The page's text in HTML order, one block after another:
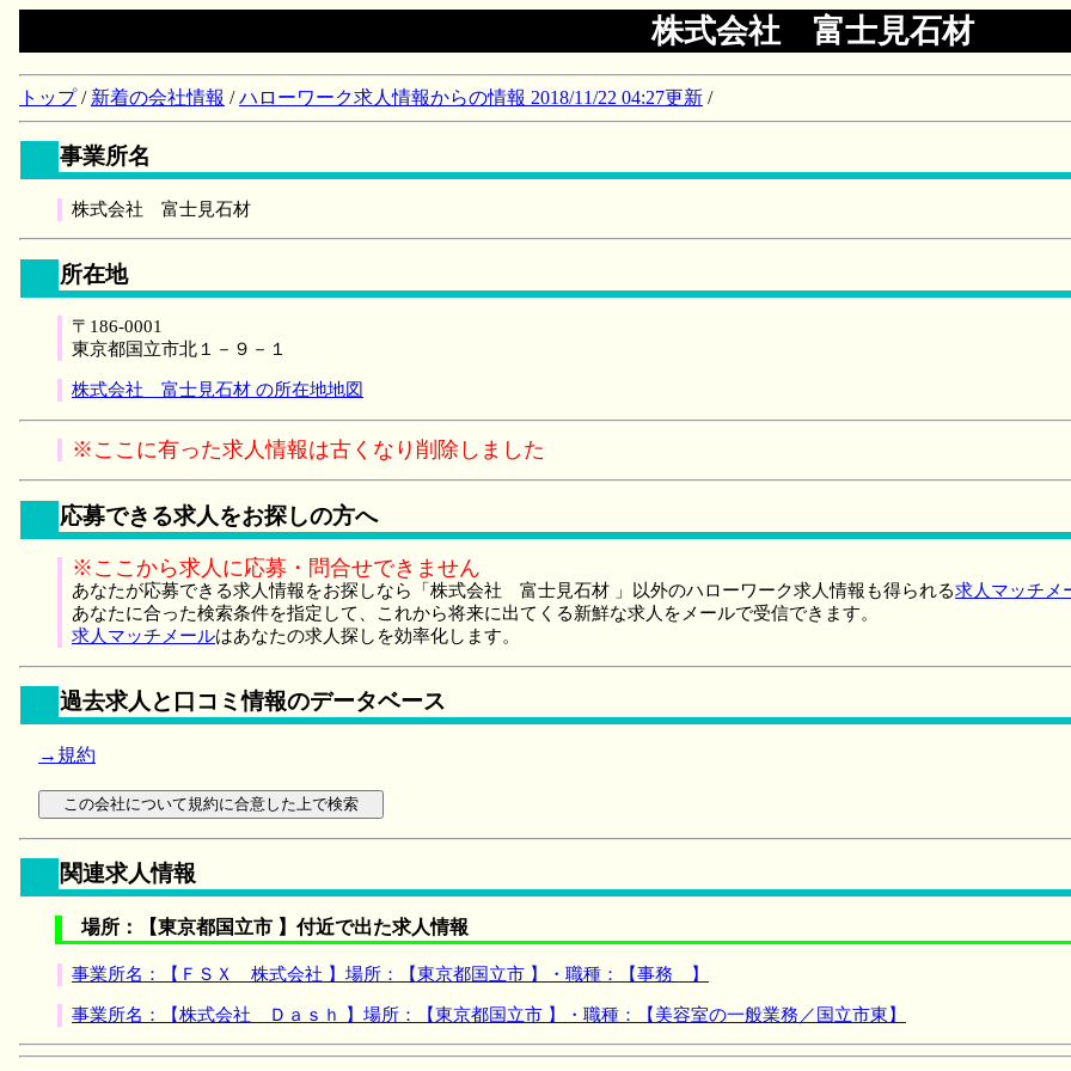
株式会社 富士見石材
トップ/ 新着の会社情報 /ハローワーク求人情報からの情報 2018/11/22 04:27更新 /
事業所名
株式会社 富士見石材
所在地
〒186-0001
東京都国立市北１－９－１
株式会社 富士見石材 の所在地地図
※ここに有った求人情報は古くなり削除しました
応募できる求人をお探しの方へ
※ここから求人に応募・問合せできません
あなたが応募できる求人情報をお探しなら「株式会社 富士見石材 」以外のハローワーク求人情報も得られる求人マッチメ
あなたに合った検索条件を指定して、これから将来に出てくる新鮮な求人をメールで受信できます。
求人マッチメールはあなたの求人探しを効率化します。
過去求人と口コミ情報のデータベース
→規約
関連求人情報
場所：【東京都国立市 】付近で出た求人情報
事業所名：【ＦＳＸ 株式会社 】場所：【東京都国立市 】・職種：【事務 】
事業所名：【株式会社 Ｄａｓｈ 】場所：【東京都国立市 】・職種：【美容室の一般業務／国立市東】